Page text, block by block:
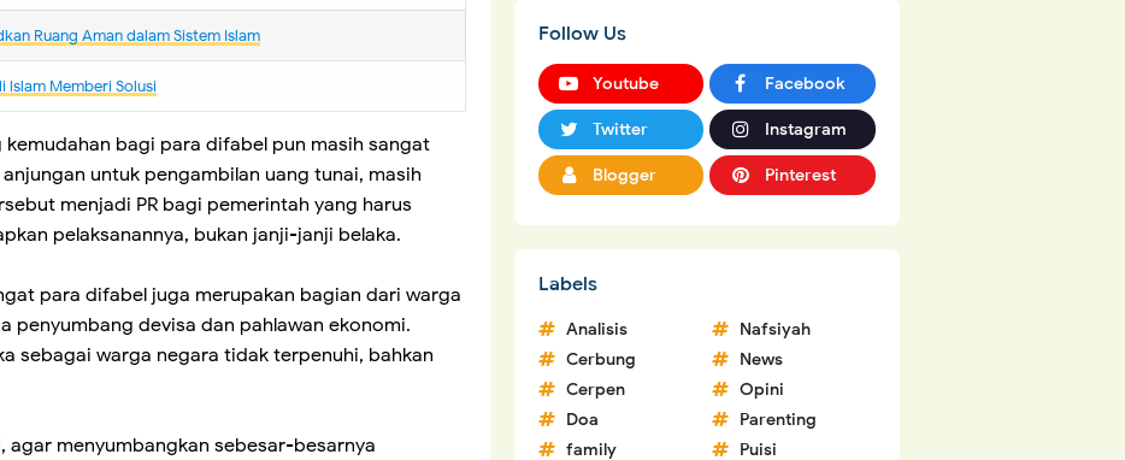
Ruang Aman dalam Sistem Islam
lslam Memberi Solusi
bagi para difabel pun masih sangat
untuk pengambilan uang tunai, masih
menjadi PR bagi pemerintah yang harus
pelaksanannya, bukan janji-janji belaka.
para difabel juga merupakan bagian dari warga
penyumbang devisa dan pahlawan ekonomi.
sebagai warga negara tidak terpenuhi, bahkan
agar menyumbangkan sebesar-besarnya
Follow Us
Youtube Facebook
Twitter Instagram
Blogger Pinterest
Labels
Analisis
Cerbung
Cerpen
Doa
family
Nafsiyah
News
Opini
Parenting
Puisi